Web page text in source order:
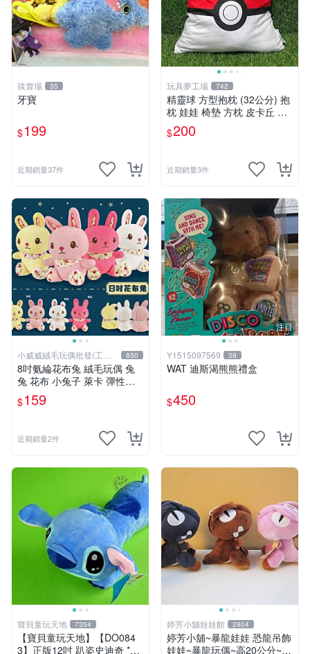
毯賣場 35
牙寶
$199
近期銷量37件
玩具夢工場 742
精靈球 方型抱枕 (32公分) 抱
枕 娃娃 椅墊 方枕 皮卡丘 神
奇寶貝 寶可夢
$200
近期銷量3件
小威威絨毛玩偶批發(工廠
直營)
850
8吋氨綸花布兔 絨毛玩偶 兔
兔 花布 小兔子 萊卡 彈性布
料 娃娃 公仔 交換禮物 安撫
玩偶 超柔軟兔兔玩偶 陪伴玩
$159
近期銷量2件
注目
Y1515097569 39
WAT 迪斯渴熊熊禮盒
$450
寶貝童玩天地 7354
【寶貝童玩天地】【DO084
3】正版12吋 趴姿史迪奇 *D
婷芳小舖娃娃館 2904
婷芳小舖~暴龍娃娃 恐龍吊飾
娃娃~暴龍玩偶~高20公分~恐